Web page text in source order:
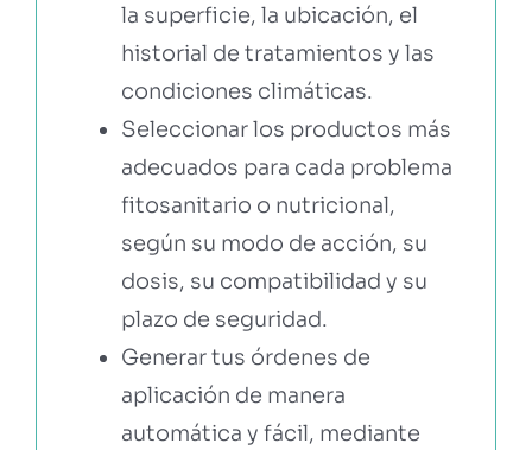
la superficie, la ubicación, el
historial de tratamientos y las
condiciones climáticas.
Seleccionar los productos más
adecuados para cada problema
fitosanitario o nutricional,
según su modo de acción, su
dosis, su compatibilidad y su
plazo de seguridad.
Generar tus órdenes de
aplicación de manera
automática y fácil, mediante